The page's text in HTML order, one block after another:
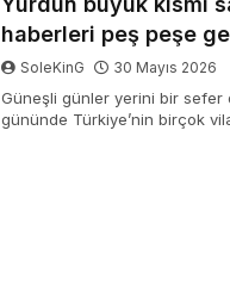
haberleri peş peşe
SoleKinG 30 Mayıs 2026
Güneşli günler yerini bir sefer
gününde Türkiye’nin birçok